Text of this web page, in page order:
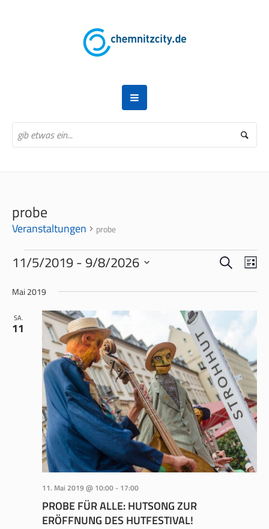
probe
Veranstaltungen probe
VERANSTALTUNGEN
UND
SUCHE
11/5/2019 - 9/8/2026
wählen.
Mai 2019
SA.
11
PROBE FÜR ALLE: HUTSONG ZUR
ERÖFFNUNG DES HUTFESTIVAL!
11. Mai 2019 @ 10:00- 17:00